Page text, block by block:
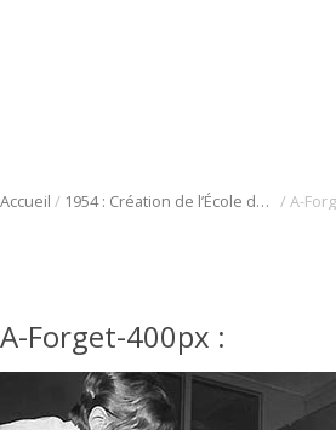
Accueil / 1954 : Création de l’École de réadaptation /A-
A-Forget-400px :